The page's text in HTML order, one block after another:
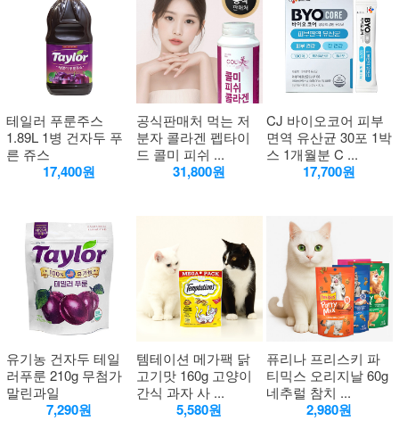
테일러 푸룬주스
1.89L 1병 건자두 푸
른 쥬스
17,400원
공식판매처 먹는 저
분자 콜라겐 펩타이
드 콜미 피쉬 ...
31,800원
CJ 바이오코어 피부
면역 유산균 30포 1박
스 1개월분 C ...
17,700원
유기농 건자두 테일
러푸룬 210g 무첨가
말린과일
7,290원
템테이션 메가팩 닭
고기맛 160g 고양이
간식 과자 사 ...
5,580원
퓨리나 프리스키 파
티믹스 오리지날 60g
네추럴 참치 ...
2,980원